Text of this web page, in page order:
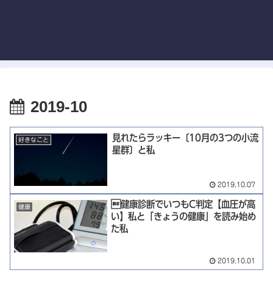
2019-10
好きなこと
見れたらラッキー〔10月の3つの小流
星群〕と私
2019.10.07
健康
健康診断でいつもC判定【血圧が高
い】私と「きょうの健康」を読み始め
た私
2019.10.01